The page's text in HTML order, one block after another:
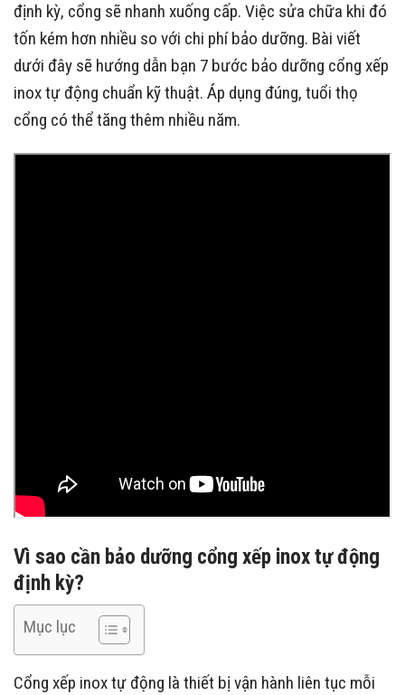
định kỳ, cổng sẽ nhanh xuống cấp. Việc sửa chữa khi đó
tốn kém hơn nhiều so với chi phí bảo dưỡng. Bài viết
dưới đây sẽ hướng dẫn bạn 7 bước bảo dưỡng cổng xếp
inox tự động chuẩn kỹ thuật. Áp dụng đúng, tuổi thọ
cổng có thể tăng thêm nhiều năm.
Vì sao cần bảo dưỡng cổng xếp inox tự động
định kỳ?
Mục lục
Cổng xếp inox tự động là thiết bị vận hành liên tục mỗi